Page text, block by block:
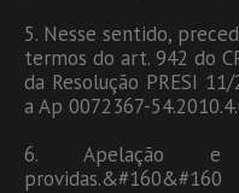
5. Nesse sentido,
termos do art. 942 do
da Resolução PRESI
a Ap 0072367-
6. Apelação e
providas.&#160&#160